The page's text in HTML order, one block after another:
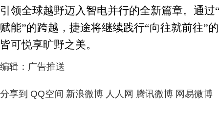
引领全球越野迈入智电并行的全新篇章。通过
赋能”的跨越，捷途将继续践行“向往就前往”
皆可悦享旷野之美。
编辑：广告推送
分享到 QQ空间 新浪微博 人人网 腾讯微博 网易微博